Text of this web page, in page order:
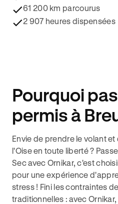
61 200 km parcourus
2 907 heures dispensées
Pourquoi
permis à
Envie de prendre le volant
l'Oise en toute liberté ?
Sec avec Ornikar, c'est
pour une expérience
stress ! Fini les contraintes
traditionnelles : avec